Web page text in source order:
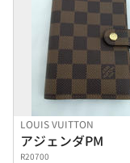
LOUIS VUITTON
アジェンダPM
R20700